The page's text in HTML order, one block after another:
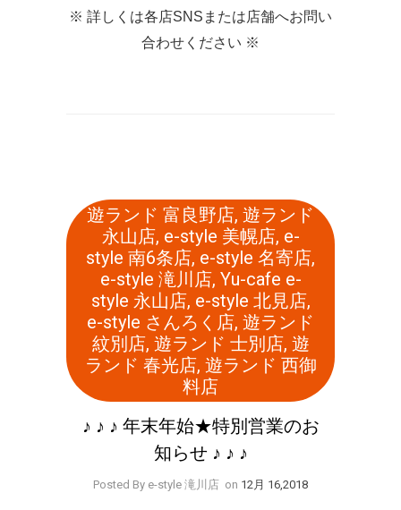
※ 詳しくは各店SNSまたは店舗へお問い
合わせください ※
遊ランド 富良野店, 遊ランド
永山店, e-style 美幌店, e-
style 南6条店, e-style 名寄店,
e-style 滝川店, Yu-cafe e-
style 永山店, e-style 北見店,
e-style さんろく店, 遊ランド
紋別店, 遊ランド 士別店, 遊
ランド 春光店, 遊ランド 西御
料店
♪ ♪ ♪ 年末年始★特別営業のお
知らせ ♪ ♪ ♪
Posted By e-style 滝川店 on 12月 16,2018